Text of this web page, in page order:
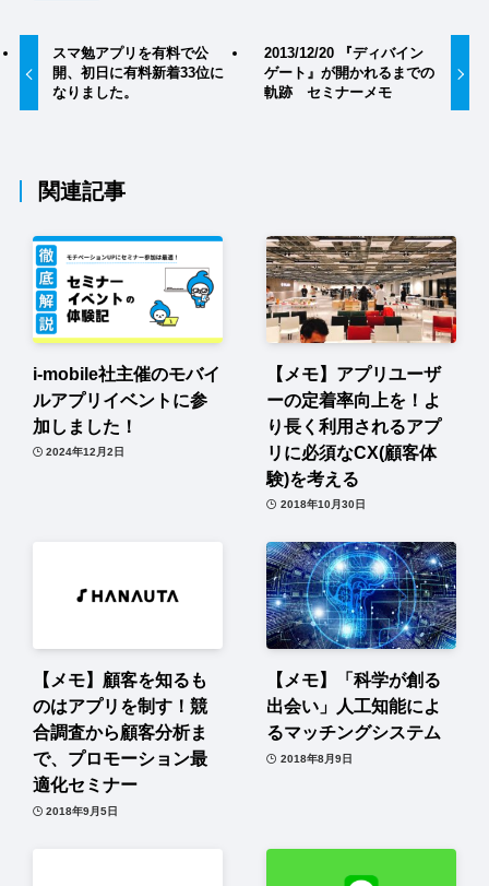
スマ勉アプリを有料で公
開、初日に有料新着33位に
なりました。
2013/12/20 『ディバイン
ゲート』が開かれるまでの
軌跡 セミナーメモ
関連記事
i-mobile社主催のモバイ
ルアプリイベントに参
加しました！
2024年12月2日
【メモ】アプリユーザ
ーの定着率向上を！よ
り長く利用されるアプ
リに必須なCX(顧客体
験)を考える
2018年10月30日
【メモ】顧客を知るも
のはアプリを制す！競
合調査から顧客分析ま
で、プロモーション最
適化セミナー
2018年9月5日
【メモ】「科学が創る
出会い」人工知能によ
るマッチングシステム
2018年8月9日